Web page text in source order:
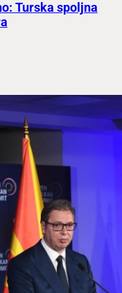
Turska spoljna